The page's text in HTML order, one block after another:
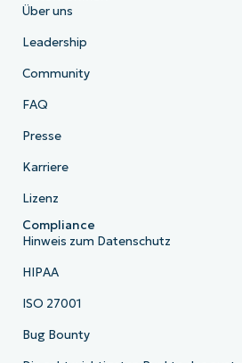
Über uns
Leadership
Community
FAQ
Presse
Karriere
Lizenz
Compliance
Hinweis zum Datenschutz
HIPAA
ISO 27001
Bug Bounty